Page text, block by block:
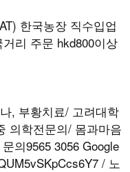
한국농장 직수입업
리 주문 hkd800이상
, 부황치료/ 고려대학
의학전문의/ 몸과마음
의9565 3056 Google
/ 노